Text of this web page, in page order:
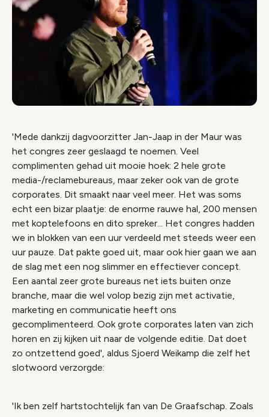
'Mede dankzij dagvoorzitter Jan-Jaap in der Maur was
het congres zeer geslaagd te noemen. Veel
complimenten gehad uit mooie hoek: 2 hele grote
media-/reclamebureaus, maar zeker ook van de grote
corporates. Dit smaakt naar veel meer. Het was soms
echt een bizar plaatje: de enorme rauwe hal, 200 mensen
met koptelefoons en dito spreker... Het congres hadden
we in blokken van een uur verdeeld met steeds weer een
uur pauze. Dat pakte goed uit, maar ook hier gaan we aan
de slag met een nog slimmer en effectiever concept.
Een aantal zeer grote bureaus net iets buiten onze
branche, maar die wel volop bezig zijn met activatie,
marketing en communicatie heeft ons
gecomplimenteerd. Ook grote corporates laten van zich
horen en zij kijken uit naar de volgende editie. Dat doet
zo ontzettend goed', aldus Sjoerd Weikamp die zelf het
slotwoord verzorgde:
'Ik ben zelf hartstochtelijk fan van De Graafschap. Zoals